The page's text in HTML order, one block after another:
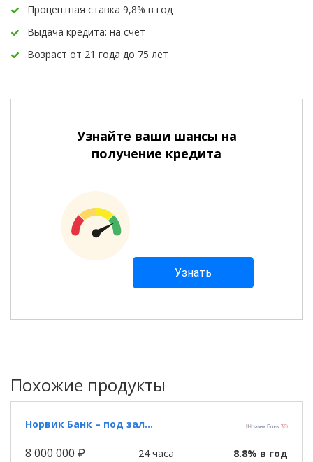
Процентная ставка 9,8% в год
Выдача кредита: на счет
Возраст от 21 года до 75 лет
Узнайте ваши шансы на
получение кредита
Похожие продукты
Норвик Банк – под залог недвижимости
8 000 000 ₽ 24 часа 8.8% в год